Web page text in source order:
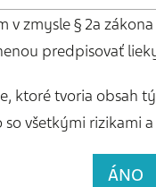
zmysle § 2a
predpisovať
ktoré tvoria obsah
všetkými rizikami
ÁNO